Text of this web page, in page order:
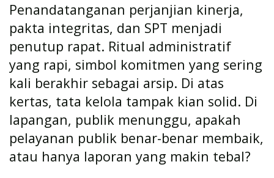
Penandatanganan perjanjian kinerja,
pakta integritas, dan SPT menjadi
penutup rapat. Ritual administratif
yang rapi, simbol komitmen yang sering
kali berakhir sebagai arsip. Di atas
kertas, tata kelola tampak kian solid. Di
lapangan, publik menunggu, apakah
pelayanan publik benar-benar membaik,
atau hanya laporan yang makin tebal?